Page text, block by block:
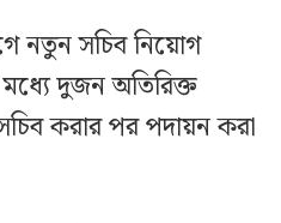
নতুন সচিব নিয়োগ
দুজন অতিরিক্ত
করার পর পদায়ন করা